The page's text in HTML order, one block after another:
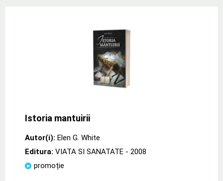
Istoria mantuirii
Autor(i): Elen G. White
Editura: VIATA SI SANATATE - 2008
promoție